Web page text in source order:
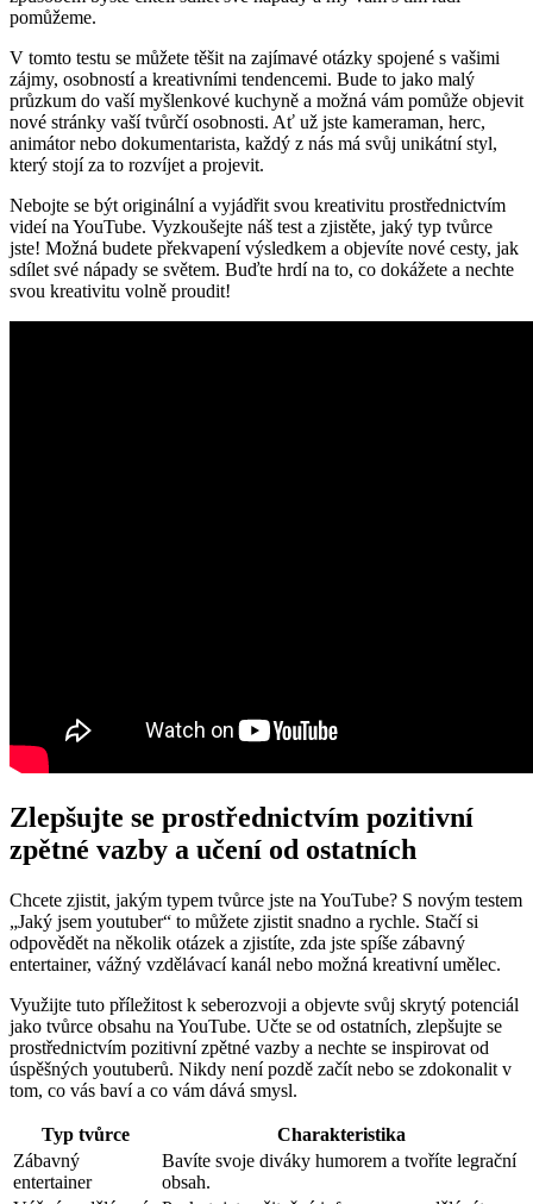
pomůžeme.
V tomto⁣ testu se můžete těšit na zajímavé otázky spojené ⁤s vašimi
zájmy, osobností ‌a kreativními tendencemi. Bude to​ jako malý
průzkum do vaší myšlenkové kuchyně⁣ a možná ​vám⁣ pomůže objevit‌
nové stránky vaší ​tvůrčí osobnosti. ⁤Ať už jste​ kameraman,⁣ herc,
animátor nebo dokumentarista, každý z nás má ‍svůj unikátní⁢ styl,
který⁣ stojí za to rozvíjet a projevit.
Nebojte se být originální a vyjádřit svou kreativitu ⁤prostřednictvím
videí na YouTube. ⁤Vyzkoušejte náš test a ​zjistěte, jaký ⁢typ tvůrce‍
jste! ‍Možná budete překvapení⁤ výsledkem a objevíte ⁢nové cesty,​ jak
sdílet své nápady se světem. Buďte hrdí na to,‍ co dokážete ‍a ⁤nechte
svou kreativitu volně‌ proudit!
Zlepšujte​ se prostřednictvím pozitivní
zpětné ​vazby a​ učení ​od⁢ ostatních
Chcete zjistit, jakým typem tvůrce jste na YouTube? S ​novým testem
„Jaký jsem youtuber“‍ to můžete zjistit snadno a rychle. Stačí ​si
⁢odpovědět ‍na několik otázek a zjistíte, ⁢zda jste spíše​ zábavný
entertainer, ⁢vážný vzdělávací kanál nebo možná kreativní​ umělec.
Využijte tuto příležitost k seberozvoji⁣ a‍ objevte svůj ⁤skrytý ⁢potenciál
jako tvůrce obsahu na ⁢YouTube. Učte se⁢ od‍ ostatních, zlepšujte ⁣se
prostřednictvím pozitivní ⁤zpětné ⁢vazby a nechte se inspirovat od‌
úspěšných youtuberů. Nikdy není pozdě začít nebo ⁣se zdokonalit v
tom,⁣ co vás baví a ⁢co vám dává smysl.
Typ‌ tvůrce
Charakteristika
Zábavný
entertainer
Bavíte ​svoje diváky ‌humorem​ a tvoříte legrační
obsah.